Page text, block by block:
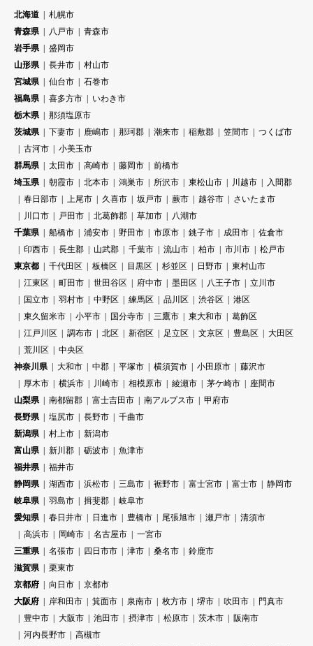
北海道
札幌市
青森県
八戸市
青森市
岩手県
盛岡市
山形県
長井市
村山市
宮城県
仙台市
石巻市
福島県
喜多方市
いわき市
栃木県
那須塩原市
茨城県
下妻市 鹿嶋市 那珂郡 潮来市 稲敷郡 笠間市
つくば市
古河市
小美玉市
群馬県
太田市 高崎市 藤岡市
前橋市
埼玉県
朝霞市 北本市 鴻巣市 所沢市 東松山市 川越市
入間郡
春日部市
上尾市 久喜市 坂戸市 蕨市 越谷市
さいたま市
川口市
戸田市 北葛飾郡 草加市
八潮市
千葉県
船橋市 浦安市 野田市 市原市 銚子市 成田市
佐倉市
印西市
長生郡 山武郡 千葉市 流山市 柏市 市川市
松戸市
東京都
千代田区 板橋区 目黒区 杉並区 日野市
東村山市
江東区
町田市 世田谷区 府中市 墨田区 八王子市
立川市
国立市
羽村市 中野区 練馬区 品川区 渋谷区
港区
東久留米市
小平市 国分寺市 三鷹市 東大和市
葛飾区
江戸川区
調布市 北区 新宿区 足立区 文京区 豊島区
大田区
荒川区
中央区
神奈川県
大和市 中郡 平塚市 横須賀市 小田原市
藤沢市
厚木市
横浜市 川崎市 相模原市 綾瀬市 茅ケ崎市
座間市
山梨県
南都留郡 富士吉田市 南アルプス市
甲府市
長野県
塩尻市 長野市
千曲市
新潟県
村上市
新潟市
富山県
新川郡 砺波市
魚津市
福井県
福井市
静岡県
湖西市 浜松市 三島市 裾野市 富士宮市 富士市
静岡市
岐阜県
羽島市 揖斐郡
岐阜市
愛知県
春日井市 日進市 豊橋市 尾張旭市 瀬戸市
清須市
高浜市
岡崎市 名古屋市
一宮市
三重県
名張市 四日市市 津市 桑名市
鈴鹿市
滋賀県
栗東市
京都府
向日市
京都市
大阪府
岸和田市 箕面市 泉南市 枚方市 堺市 吹田市
門真市
豊中市
大阪市 池田市 摂津市 松原市 茨木市
阪南市
河内長野市
高槻市